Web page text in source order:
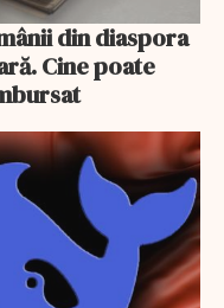
din diaspora
Cine poate